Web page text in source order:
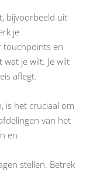
bijvoorbeeld uit
je
touchpoints en
je wilt. Je wilt
aflegt.
is het cruciaal om
van het
en
stellen. Betrek